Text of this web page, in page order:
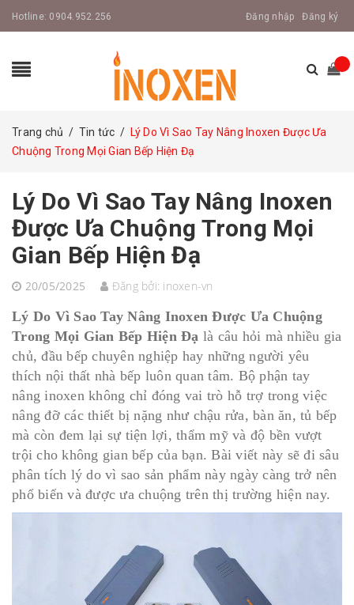
Hotline: 0904.952.256 Đăng nhập Đăng ký
Trang chủ / Tin tức / Lý Do Vì Sao Tay Nâng Inoxen Được Ưa
Chuộng Trong Mọi Gian Bếp Hiện Đạ
Lý Do Vì Sao Tay Nâng Inoxen
Được Ưa Chuộng Trong Mọi
Gian Bếp Hiện Đạ
20/05/2025 Đăng bởi: inoxen-vn
Lý Do Vì Sao Tay Nâng Inoxen Được Ưa Chuộng
Trong Mọi Gian Bếp Hiện Đạ là câu hỏi mà nhiều gia
chủ, đầu bếp chuyên nghiệp hay những người yêu
thích nội thất nhà bếp luôn quan tâm. Bộ phận tay
nâng inoxen không chỉ đóng vai trò hỗ trợ trong việc
nâng đỡ các thiết bị nặng như chậu rửa, bàn ăn, tủ bếp
mà còn đem lại sự tiện lợi, thẩm mỹ và độ bền vượt
trội cho không gian bếp của bạn. Bài viết này sẽ đi sâu
phân tích lý do vì sao sản phẩm này ngày càng trở nên
phổ biến và được ưa chuộng trên thị trường hiện nay.